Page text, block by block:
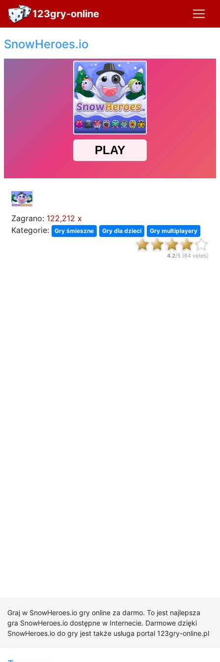
123gry-online
SnowHeroes.io
Zagrano: 122,212 x
Kategorie:
Gry śmieszne Gry dla dzieci Gry multiplayery
4.2/5 (64 votes)
Graj w SnowHeroes.io gry online za darmo. To jest najlepsza
gra SnowHeroes.io dostępne w Internecie. Darmowe dzięki
SnowHeroes.io do gry jest także usługa portal 123gry-online.pl